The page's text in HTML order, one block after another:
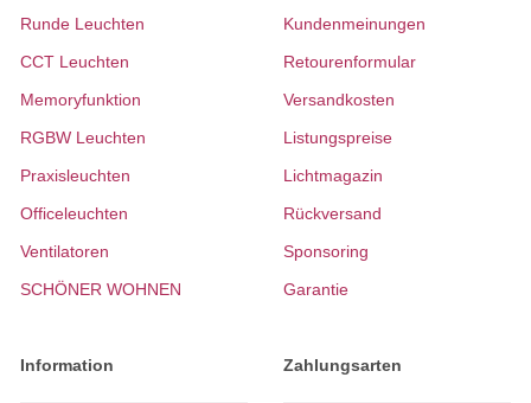
Runde Leuchten
CCT Leuchten
Memoryfunktion
RGBW Leuchten
Praxisleuchten
Officeleuchten
Ventilatoren
SCHÖNER WOHNEN
Kundenmeinungen
Retourenformular
Versandkosten
Listungspreise
Lichtmagazin
Rückversand
Sponsoring
Garantie
Information Zahlungsarten